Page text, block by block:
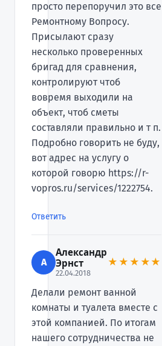
просто перепоручил это все
Ремонтному Вопросу.
Присылают сразу
несколько проверенных
бригад для сравнения,
контролируют чтоб
вовремя выходили на
объект, чтоб сметы
составляли правильно и т п.
Подробно говорить не буду,
вот адрес на услугу о
которой говорю https://r-
vopros.ru/services/1222754.
Ответить
А
Александр
Эрнст
22.04.2018
★★★★★
Делали ремонт ванной
комнаты и туалета вместе с
этой компанией. По итогам
нашего сотрудничества не